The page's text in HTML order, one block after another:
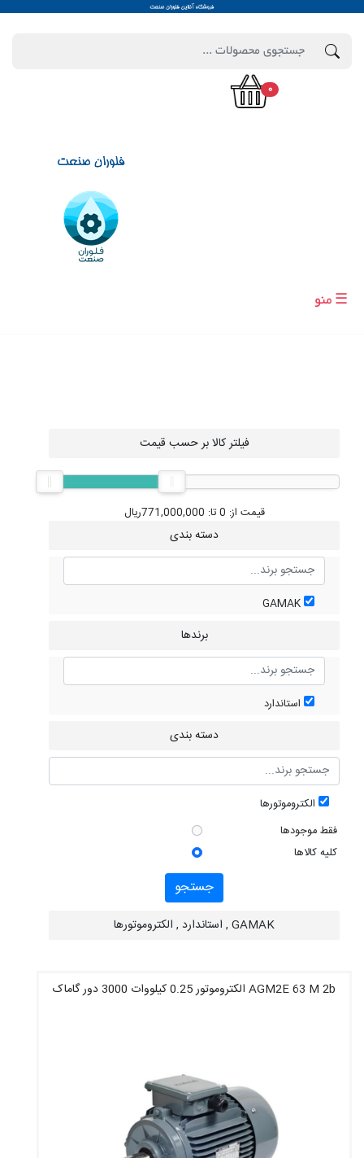
0
☰ منو
فیلتر کالا بر حسب قیمت
قیمت از: 0تا: 771,000,000ریال
دسته بندی
برندها
استاندارد
دسته بندی
الکتروموتورها
فقط موجودها
کلیه کالاها
جستجو
GAMAK , استاندارد , الکتروموتورها
AGM2E 63 M 2b الکتروموتور 0.25 کیلووات 3000 دور گاماک